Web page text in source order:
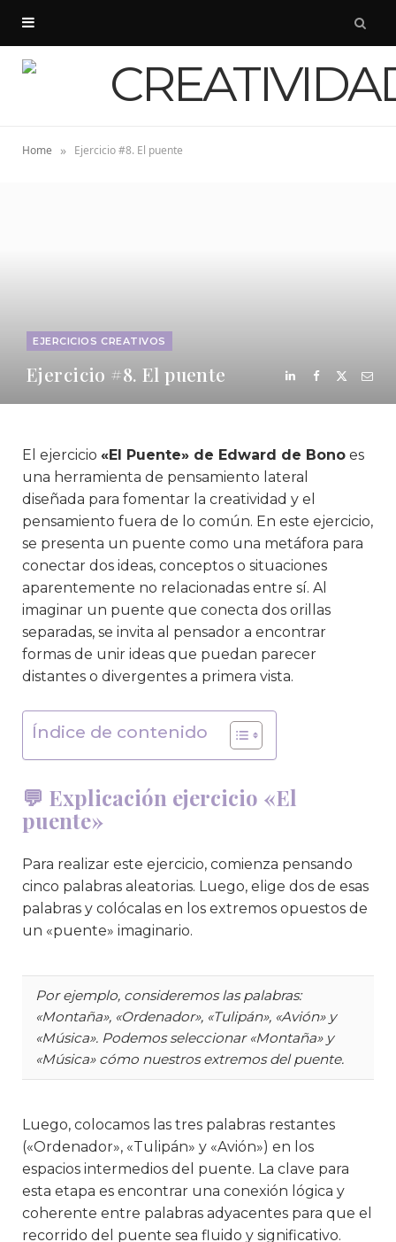
Home » Ejercicio #8. El puente
EJERCICIOS CREATIVOS
Ejercicio #8. El puente
El ejercicio «El Puente» de Edward de Bono es
una herramienta de pensamiento lateral
diseñada para fomentar la creatividad y el
pensamiento fuera de lo común. En este ejercicio,
se presenta un puente como una metáfora para
conectar dos ideas, conceptos o situaciones
aparentemente no relacionadas entre sí. Al
imaginar un puente que conecta dos orillas
separadas, se invita al pensador a encontrar
formas de unir ideas que puedan parecer
distantes o divergentes a primera vista.
Índice de contenido
💬 Explicación ejercicio «El
puente»
Para realizar este ejercicio, comienza pensando
cinco palabras aleatorias. Luego, elige dos de esas
palabras y colócalas en los extremos opuestos de
un «puente» imaginario.
Por ejemplo, consideremos las palabras:
«Montaña», «Ordenador», «Tulipán», «Avión» y
«Música». Podemos seleccionar «Montaña» y
«Música» cómo nuestros extremos del puente.
Luego, colocamos las tres palabras restantes
(«Ordenador», «Tulipán» y «Avión») en los
espacios intermedios del puente. La clave para
esta etapa es encontrar una conexión lógica y
coherente entre palabras adyacentes para que el
recorrido del puente sea fluido y significativo.